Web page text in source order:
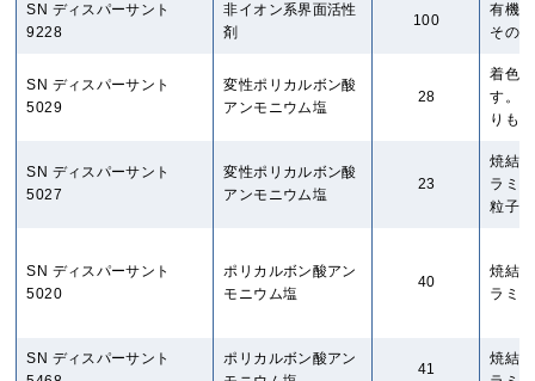
SN ディスパーサント
9228
非イオン系界面活性
剤
100
有機
その
SN ディスパーサント
5029
変性ポリカルボン酸
アンモニウム塩
28
着色
す。
りも
SN ディスパーサント
5027
変性ポリカルボン酸
アンモニウム塩
23
焼結
ラミ
粒子
SN ディスパーサント
5020
ポリカルボン酸アン
モニウム塩
40
焼結
ラミ
SN ディスパーサント
ポリカルボン酸アン
41
焼結